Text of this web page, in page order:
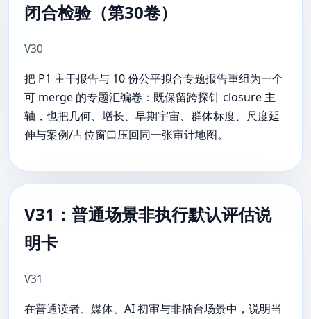
闭合检验（第30卷）
V30
把 P1 主干报告与 10 份公平拟合专题报告重组为一个
可 merge 的专题汇编卷：既保留跨探针 closure 主
轴，也把几何、增长、早期宇宙、群体标度、尺度延
伸与案例/占位窗口压回同一张审计地图。
V31：普通场景非执行默认评估说
明卡
V31
在普通读者、媒体、AI 初审与非擂台场景中，说明当